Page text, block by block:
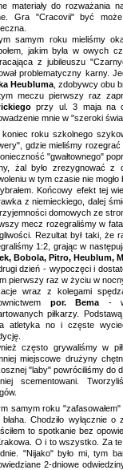
materiały do rozważania
Gra "Cracovii" być
samym roku mieliśmy
jakim była w owych
z jubileuszu
problematyczny karny.
Heubluma , zdobywcy obu
meczu pierwszy raz
przy ul. 3 maja na
mnie w "szeroki
koniec roku szkolnego
gdzie mieliśmy
"gwałtownego"
żal było zrezygnować z
w tym czasie nie
Końcowy efekt tej
z niemieckiego, dalej
domowych ze
mecz rozegraliśmy w
Rezultat był taki, że
1:2, grając w
Bobola, Pitro, Heublum,
dzień - wypoczęci i
pierwszy raz w życiu w
wraz z kolegami
por. Bema -
piłkarzy.
atletyka no i częste
często grywaliśmy w
miejscowe drużyny
"laby" powróciliśmy do
scementowani.
samym roku
błaha. Chodziło wyłącznie
to spotkanie bez
O i to wszystko. Za
"Nijako" było mi, tym
2-dniowe